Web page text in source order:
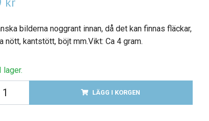
bilderna noggrant innan, då det kan finnas fläckar,
nött, kantstött, böjt mm.Vikt: Ca 4 gram.
LÄGG I KORGEN